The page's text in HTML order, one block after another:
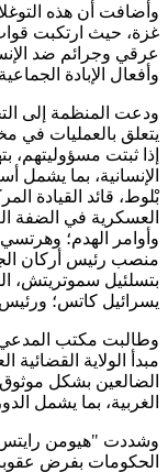
وأضافت أن هذه
غزة، حيث ارتكبت قوات
عرقي وجرائم ضد
وأفعال الإبادة
ودعت المنظمة إلى
يتعلق بالعمليات في
إذا ثبتت
الإنسانية، بما يشمل
بْلوط، قائد القيادة
العسكرية في الضفة
وأوامر الهدم؛ وهرتسي
منصب رئيس أركان
بتسلئيل سموتريتش،
يسرائيل كاتس؛ ورئيس
وطالبت مكتب المدعي
مبدأ الولاية القضائية
الضالعين بشكل
الغربية، بما يشمل
وشددت "هيومن
الحكومات بفرض